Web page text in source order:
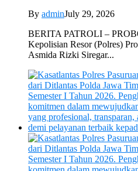
By adminJuly 29, 2026
BERITA PATROLI –
Kepolisian Resor (Polres)
Asmida Rizki Siregar...